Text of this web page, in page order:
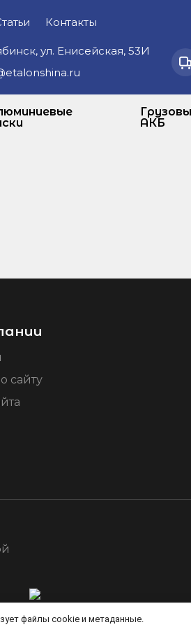
Контакты
ул. Енисейская, 53И
АКБ
сайту
файлы cookie и метаданные.